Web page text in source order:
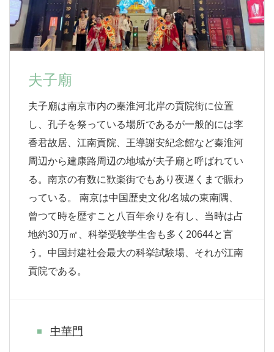
夫子廟
夫子廟は南京市内の秦淮河北岸の貢院街に位置
し、孔子を祭っている場所であるが一般的には李
香君故居、江南貢院、王導謝安紀念館など秦淮河
周辺から建康路周辺の地域が夫子廟と呼ばれてい
る。南京の有数に歓楽街でもあり夜遅くまで賑わ
っている。 南京は中国歴史文化/名城の東南隅、
曾つて時を歴すこと八百年余りを有し、当時は占
地約30万㎡、科挙受験学生舎も多く20644と言
う。中国封建社会最大の科挙試験場、それが江南
貢院である。
中華門